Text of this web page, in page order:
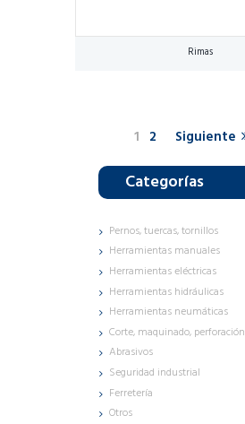
Rimas
1 2 Siguiente
Categorías
Pernos, tuercas, tornillos
Herramientas manuales
Herramientas eléctricas
Herramientas hidráulicas
Herramientas neumáticas
Corte, maquinado, perforación
Abrasivos
Seguridad industrial
Ferretería
Otros